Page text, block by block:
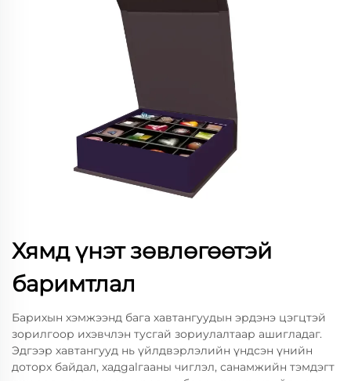
Хямд үнэт зөвлөгөөтэй
баримтлал
Барихын хэмжээнд бага хавтангуудын эрдэнэ цэгцтэй
зорилгоор ихэвчлэн тусгай зориулалтаар ашигладаг.
Эдгээр хавтангууд нь үйлдвэрлэлийн үндсэн үнийн
доторх байдал, хадgalгааны чиглэл, санамжийн тэмдэгт